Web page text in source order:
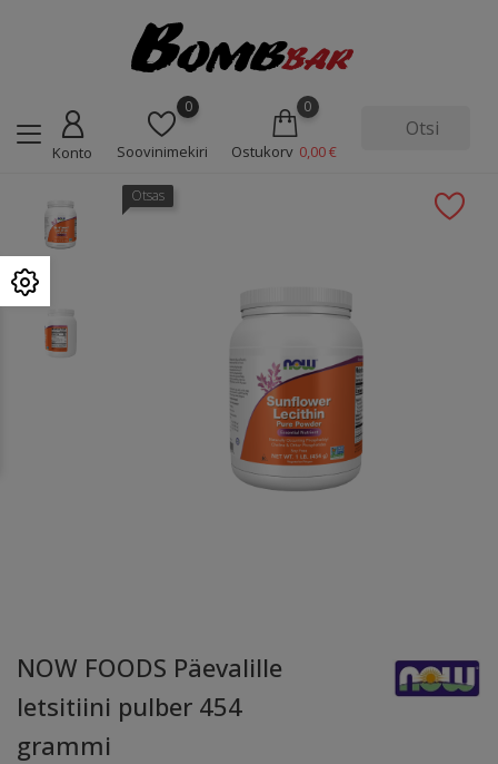
Konto
0
Soovinimekiri
0
Ostukorv 0,00 €
Otsas
NOW FOODS Päevalille
letsitiini pulber 454
grammi